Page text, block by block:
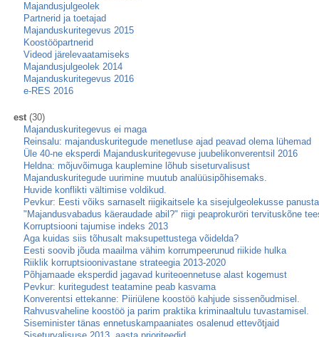
Majandusjulgeolek
Partnerid ja toetajad
Majanduskuritegevus 2015
Koostööpartnerid
Videod järelevaatamiseks
Majandusjulgeolek 2014
Majanduskuritegevus 2016
e-RES 2016
est (30)
Majanduskuritegevus ei maga
Reinsalu: majanduskuritegude menetluse ajad peavad olema lühemad
Üle 40-ne eksperdi Majanduskuritegevuse juubelikonverentsil 2016
Heldna: mõjuvõimuga kauplemine lõhub siseturvalisust
Majanduskuritegude uurimine muutub analüüsipõhisemaks.
Huvide konflikti vältimise voldikud.
Pevkur: Eesti võiks sarnaselt riigikaitsele ka sisejulgeolekusse
"Majandusvabadus käeraudade abil?" riigi peaprokuröri tervituskõne
Korruptsiooni tajumise indeks 2013
Aga kuidas siis tõhusalt maksupettustega võidelda?
Eesti soovib jõuda maailma vähim korrumpeerunud riikide hulka
Riiklik korruptsioonivastane strateegia 2013-2020
Põhjamaade eksperdid jagavad kuriteoennetuse alast kogemust
Pevkur: kuritegudest teatamine peab kasvama
Konverentsi ettekanne: Piiriülene koostöö kahjude sissenõudmisel.
Rahvusvaheline koostöö ja parim praktika kriminaaltulu tuvastamisel.
Siseminister tänas ennetuskampaaniates osalenud ettevõtjaid